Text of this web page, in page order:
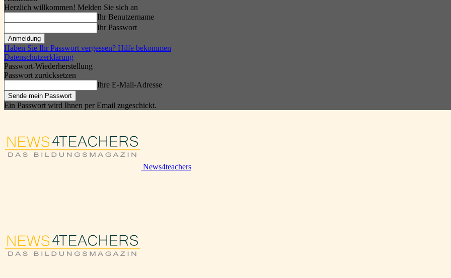
Herzlich willkommen! Melden Sie sich an
Ihr Benutzername
Ihr Passwort
Haben Sie Ihr Passwort vergessen? Hilfe bekommen
Datenschutzerklärung
Passwort-Wiederherstellung
Passwort zurücksetzen
Ihre E-Mail-Adresse
Ein Passwort wird Ihnen per Email zugeschickt.
News4teachers